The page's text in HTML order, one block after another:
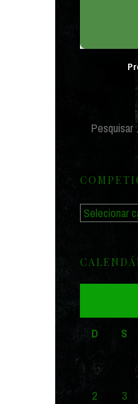
Competições
D S
2
3